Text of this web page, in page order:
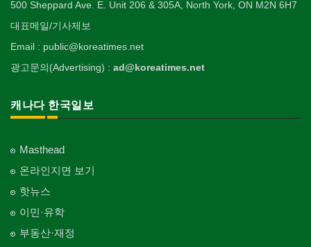
500 Sheppard Ave. E. Unit 206 & 305A, North York, ON M2N 6H7
대표메일/기사제보
Email : public@koreatimes.net
광고문의(Advertising) : ad@koreatimes.net
캐나다 한국일보
Masthead
온라인지면 보기
핫뉴스
이민·유학
부동산·재정